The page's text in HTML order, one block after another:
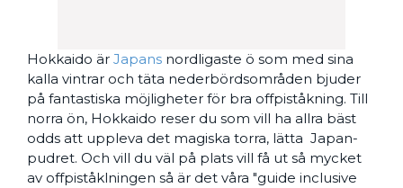
Hokkaido är Japans nordligaste ö som med sina
kalla vintrar och täta nederbördsområden bjuder
på fantastiska möjligheter för bra offpiståkning. Till
norra ön, Hokkaido reser du som vill ha allra bäst
odds att uppleva det magiska torra, lätta Japan-
pudret. Och vill du väl på plats vill få ut så mycket
av offpiståklningen så är det våra "guide inclusive